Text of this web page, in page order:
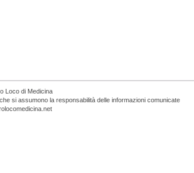
Loco di Medicina
si assumono la responsabilità delle informazioni comunicate